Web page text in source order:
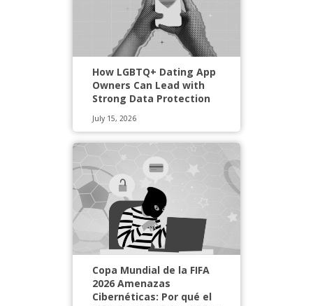
How LGBTQ+ Dating App
Owners Can Lead with
Strong Data Protection
July 15, 2026
Copa Mundial de la FIFA
2026 Amenazas
Cibernéticas: Por qué el